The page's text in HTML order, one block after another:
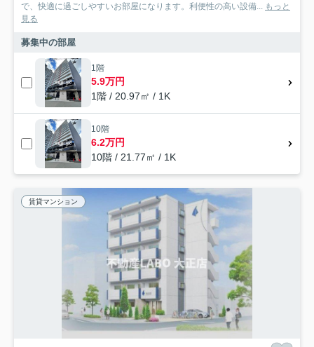
で、快適に過ごしやすいお部屋になります。利便性の高い設備... もっと
見る
募集中の部屋
1階
5.9万円
1階 / 20.97㎡ / 1K
10階
6.2万円
10階 / 21.77㎡ / 1K
賃貸マンション